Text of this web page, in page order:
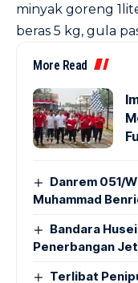
minyak goreng
beras 5 kg, gula
More Read
Danrem 051/
Muhammad
Bandara
Penerbangan
Terlibat